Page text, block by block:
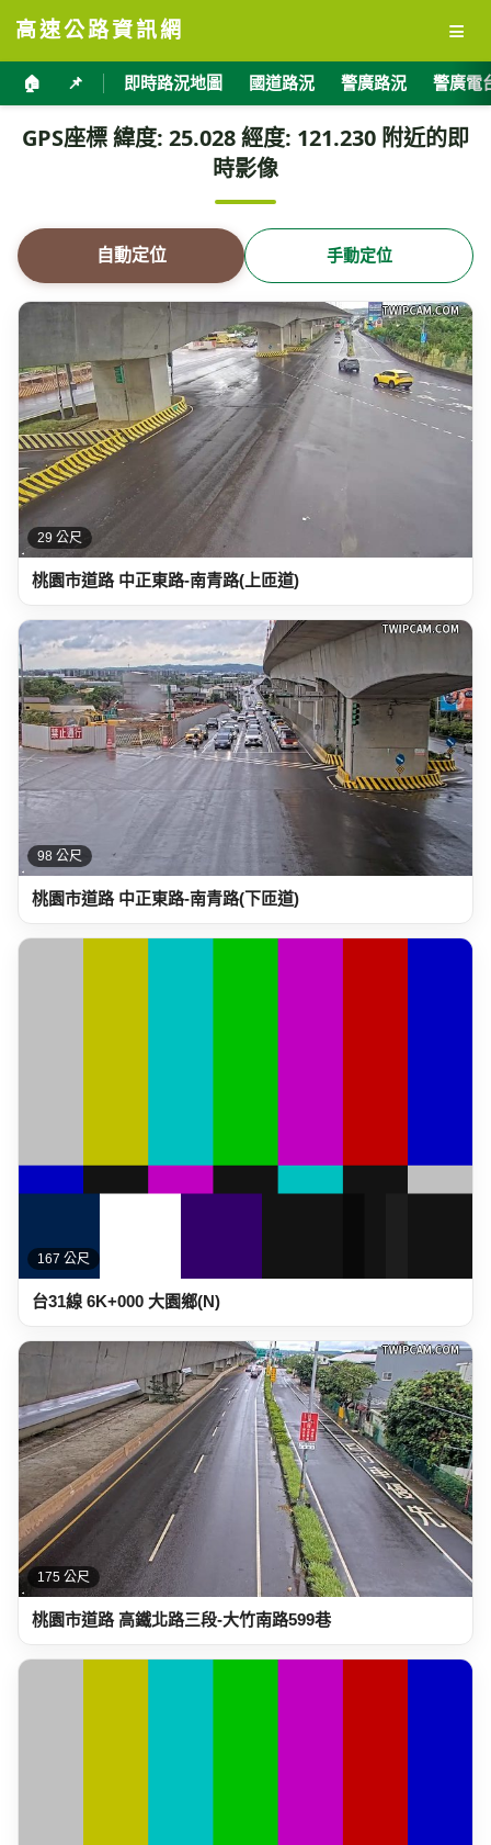
高速公路資訊網 ≡
🏠 📌 即時路況地圖 國道路況 警廣路況 警廣電
GPS座標 緯度: 25.028 經度: 121.230 附近的即
時影像
自動定位 手動定位
29 公尺
桃園市道路 中正東路-南青路(上匝道)
98 公尺
桃園市道路 中正東路-南青路(下匝道)
167 公尺
台31線 6K+000 大園鄉(N)
175 公尺
桃園市道路 高鐵北路三段-大竹南路599巷